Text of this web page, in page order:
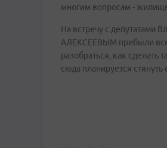
многим вопросам -
На встречу с
АЛЕКСЕЕВЫМ прибыли все,
разобраться, как сделать
сюда планируется